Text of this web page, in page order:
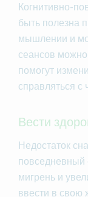
Когнитивно-
быть полезна
мышлении и
сеансов
помогут
справляться с
Вести
Недостаток
повседневный
мигрень и
ввести в свою